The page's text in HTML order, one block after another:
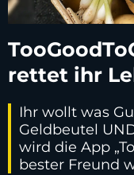
rettet ihr
Ihr wollt was
Geldbeutel
wird die App
bester Freund